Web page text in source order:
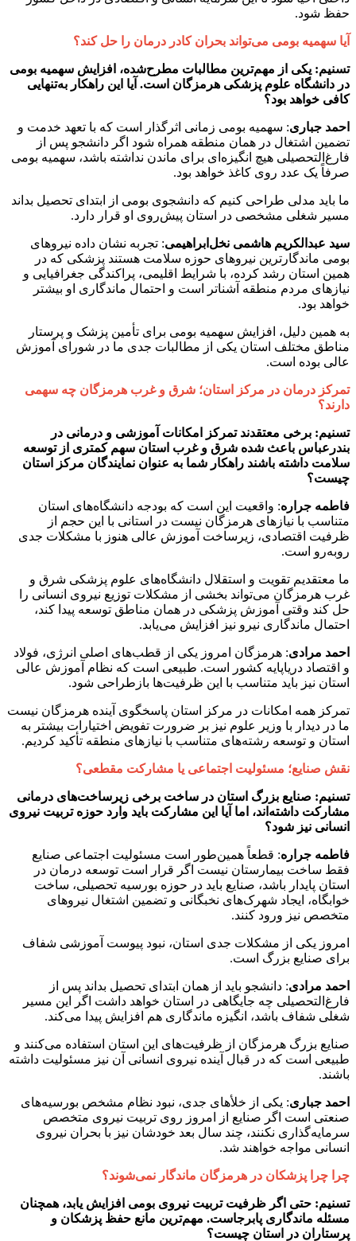
حفظ شود.
آیا سهمیه بومی می‌تواند بحران کادر درمان را حل کند؟
تسنیم: یکی از مهم‌ترین مطالبات مطرح‌شده، افزایش سهمیه بومی
در دانشگاه علوم پزشکی هرمزگان است. آیا این راهکار به‌تنهایی
کافی خواهد بود؟
احمد جباری: سهمیه بومی زمانی اثرگذار است که با تعهد خدمت و
تضمین اشتغال در همان منطقه همراه شود اگر دانشجو پس از
فارغ‌التحصیلی هیچ انگیزه‌ای برای ماندن نداشته باشد، سهمیه بومی
صرفاً یک عدد روی کاغذ خواهد بود.
ما باید مدلی طراحی کنیم که دانشجوی بومی از ابتدای تحصیل بداند
مسیر شغلی مشخصی در استان پیش‌روی او قرار دارد.
سید عبدالکریم هاشمی نخل‌ابراهیمی: تجربه نشان داده نیروهای
بومی ماندگارترین نیروهای حوزه سلامت هستند پزشکی که در
همین استان رشد کرده، با شرایط اقلیمی، پراکندگی جغرافیایی و
نیازهای مردم منطقه آشناتر است و احتمال ماندگاری او بیشتر
خواهد بود.
به همین دلیل، افزایش سهمیه بومی برای تأمین پزشک و پرستار
مناطق مختلف استان یکی از مطالبات جدی ما در شورای آموزش
عالی بوده است.
تمرکز درمان در مرکز استان؛ شرق و غرب هرمزگان چه سهمی
دارند؟
تسنیم: برخی معتقدند تمرکز امکانات آموزشی و درمانی در
بندرعباس باعث شده شرق و غرب استان سهم کمتری از توسعه
سلامت داشته باشند راهکار شما به عنوان نمایندگان مرکز استان
چیست؟
فاطمه جراره: واقعیت این است که بودجه دانشگاه‌های استان
متناسب با نیازهای هرمزگان نیست در استانی با این حجم از
ظرفیت اقتصادی، زیرساخت آموزش عالی هنوز با مشکلات جدی
روبه‌رو است.
ما معتقدیم تقویت و استقلال دانشگاه‌های علوم پزشکی شرق و
غرب هرمزگان می‌تواند بخشی از مشکلات توزیع نیروی انسانی را
حل کند وقتی آموزش پزشکی در همان مناطق توسعه پیدا کند،
احتمال ماندگاری نیرو نیز افزایش می‌یابد.
احمد مرادی: هرمزگان امروز یکی از قطب‌های اصلی انرژی، فولاد
و اقتصاد دریاپایه کشور است. طبیعی است که نظام آموزش عالی
استان نیز باید متناسب با این ظرفیت‌ها بازطراحی شود.
تمرکز همه امکانات در مرکز استان پاسخگوی آینده هرمزگان نیست
ما در دیدار با وزیر علوم نیز بر ضرورت تفویض اختیارات بیشتر به
استان و توسعه رشته‌های متناسب با نیازهای منطقه تأکید کردیم.
نقش صنایع؛ مسئولیت اجتماعی یا مشارکت مقطعی؟
تسنیم: صنایع بزرگ استان در ساخت برخی زیرساخت‌های درمانی
مشارکت داشته‌اند، اما آیا این مشارکت باید وارد حوزه تربیت نیروی
انسانی نیز شود؟
فاطمه جراره: قطعاً همین‌طور است مسئولیت اجتماعی صنایع
فقط ساخت بیمارستان نیست اگر قرار است توسعه درمان در
استان پایدار باشد، صنایع باید در حوزه بورسیه تحصیلی، ساخت
خوابگاه، ایجاد شهرک‌های نخبگانی و تضمین اشتغال نیروهای
متخصص نیز ورود کنند.
امروز یکی از مشکلات جدی استان، نبود پیوست آموزشی شفاف
برای صنایع بزرگ است.
احمد مرادی: دانشجو باید از همان ابتدای تحصیل بداند پس از
فارغ‌التحصیلی چه جایگاهی در استان خواهد داشت اگر این مسیر
شغلی شفاف باشد، انگیزه ماندگاری هم افزایش پیدا می‌کند.
صنایع بزرگ هرمزگان از ظرفیت‌های این استان استفاده می‌کنند و
طبیعی است که در قبال آینده نیروی انسانی آن نیز مسئولیت داشته
باشند.
احمد جباری: یکی از خلأهای جدی، نبود نظام مشخص بورسیه‌های
صنعتی است اگر صنایع از امروز روی تربیت نیروی متخصص
سرمایه‌گذاری نکنند، چند سال بعد خودشان نیز با بحران نیروی
انسانی مواجه خواهند شد.
چرا چرا پزشکان در هرمزگان ماندگار نمی‌شوند؟
تسنیم: حتی اگر ظرفیت تربیت نیروی بومی افزایش یابد، همچنان
مسئله ماندگاری پابرجاست. مهم‌ترین مانع حفظ پزشکان و
پرستاران در استان چیست؟